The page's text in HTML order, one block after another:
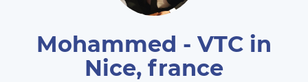
Mohammed - VTC in
Nice, france